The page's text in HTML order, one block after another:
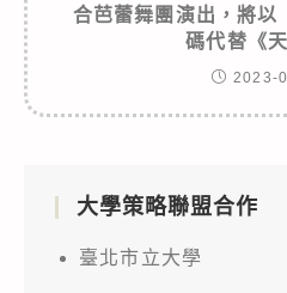
合芭蕾舞團演出，將以
碼代替《天
2023-
大學策略聯盟合作
臺北市立大學